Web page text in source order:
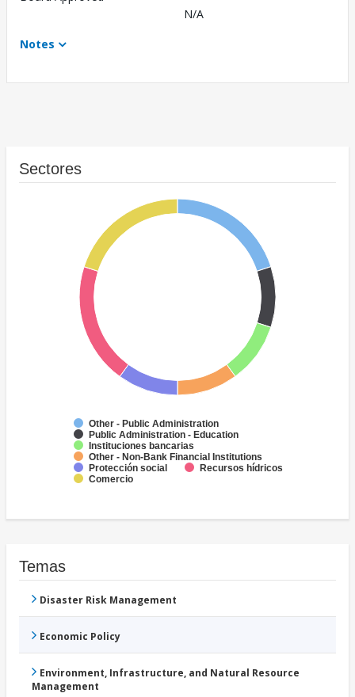
N/A
Notes
Sectores
Other - Public Administration
Public Administration - Education
Instituciones bancarias
Other - Non-Bank Financial Institutions
Protección social
Recursos hídricos
Comercio
Temas
Disaster Risk Management
Economic Policy
Environment, Infrastructure, and Natural Resource
Management